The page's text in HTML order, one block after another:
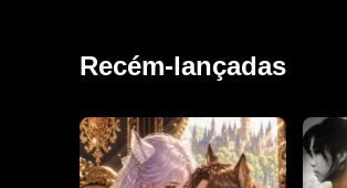
Recém-lançadas